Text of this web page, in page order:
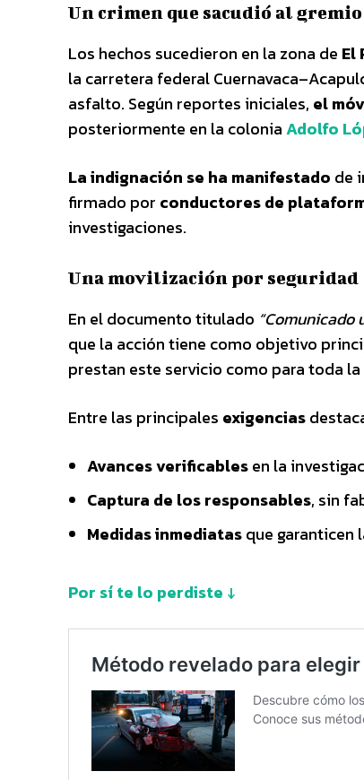
Un crimen que sacudió al gremio
Los hechos sucedieron en la zona de El
la carretera federal
asfalto. Según reportes iniciales, el
posteriormente en la coloniaAdolfo
La indignación se ha manifestado de
firmado por conductores de
investigaciones.
Una movilización por seguridad
En el documento titulado “Comunicado
que la acción tiene como objetivo
prestan este servicio como para toda
Entre las principales exigencias
Avances verificablesen la
Captura de los responsables, sin
Medidas inmediatasque garanticen
Por sí te lo perdiste ↓